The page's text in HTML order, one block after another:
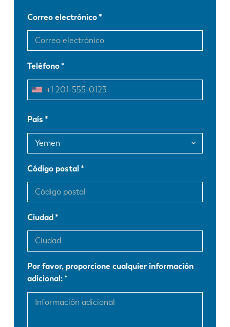
Correo electrónico
Teléfono
País
Código postal
Ciudad
Por favor, proporcione cualquier información
adicional:
DE
ES
KO